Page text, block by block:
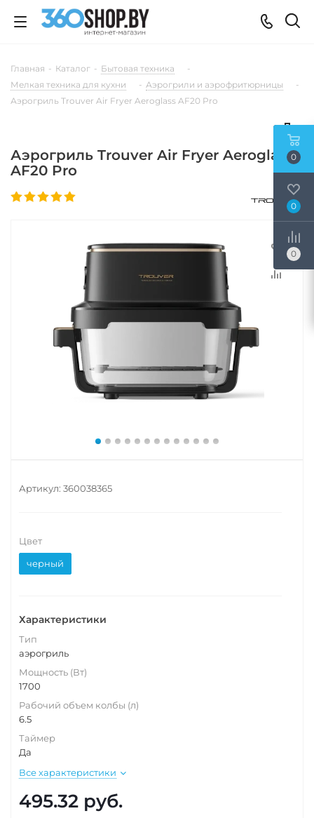
Главная - Каталог - Бытовая техника
-
Мелкая техника для кухни
- Аэрогрили и аэрофритюрницы
-
Аэрогриль Trouver Air Fryer Aeroglass AF20 Pro
Аэрогриль Trouver Air Fryer Aeroglass
AF20 Pro
Артикул: 360038365
Цвет
черный
Характеристики
Тип
аэрогриль
Мощность (Вт)
1700
Рабочий объем колбы (л)
6.5
Таймер
Да
Все характеристики
495.32 руб.
0
0
0